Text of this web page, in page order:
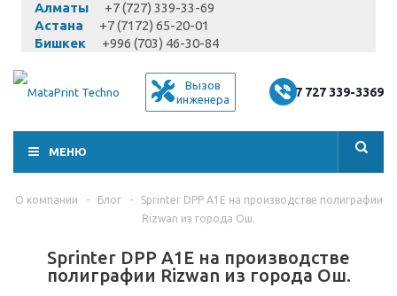
Алматы
+7 (727) 339-33-69
Астана
+7 (7172) 65-20-01
Бишкек
+996 (703) 46-30-84
Вызов
инженера
+7 727 339-3369
МЕНЮ
О компании - Блог -
Sprinter DPP A1E на производстве полиграфии
Rizwan из города Ош.
Sprinter DPP A1E на производстве
полиграфии Rizwan из города Ош.